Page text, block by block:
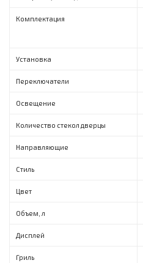
Комплектация
Установка
Переключатели
Освещение
Количество стекол дверцы
Направляющие
Стиль
Цвет
Объем, л
Дисплей
Гриль